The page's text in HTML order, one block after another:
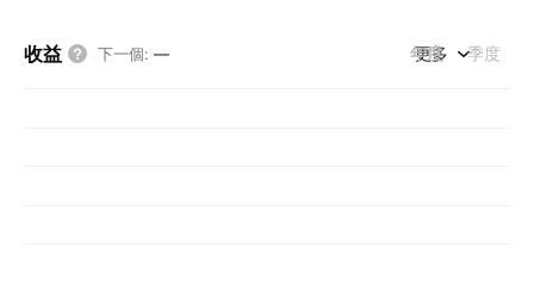
收益 下一個: — 年度 季度
更多